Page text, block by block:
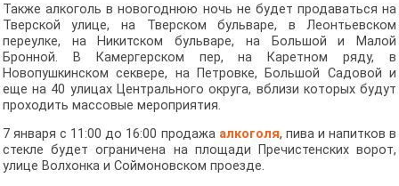
Также алкоголь в новогоднюю ночь не будет продаваться на
Тверской улице, на Тверском бульваре, в Леонтьевском
переулке, на Никитском бульваре, на Большой и Малой
Бронной. В Камергерском пер, на Каретном ряду, в
Новопушкинском секвере, на Петровке, Большой Садовой и
еще на 40 улицах Центрального округа, вблизи которых будут
проходить массовые мероприятия.
7 января с 11:00 до 16:00 продажа алкоголя, пива и напитков в
стекле будет ограничена на площади Пречистенских ворот,
улице Волхонка и Соймоновском проезде.